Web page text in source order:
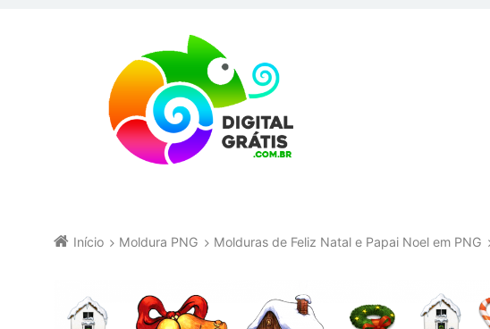
Início Moldura PNG Molduras de Feliz Natal e Papai Noel em PNG